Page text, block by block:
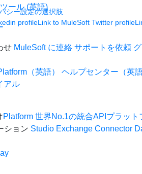
ール (英語)
せ MuleSoft に連絡 サポートを依頼
（英語） ヘルプセンター（英語
アル
Platform 世界No.1の統合APIプラット
ション Studio Exchange Connector
シー設定の選択肢
profileLink to MuleSoft Twitter profile